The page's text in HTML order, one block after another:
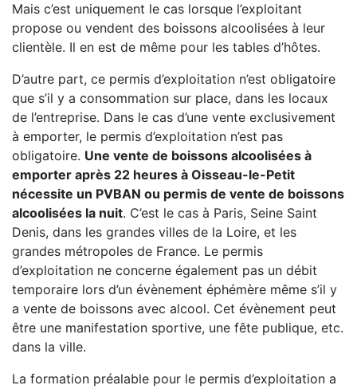
Mais c’est uniquement le cas lorsque l’exploitant
propose ou vendent des boissons alcoolisées à leur
clientèle. Il en est de même pour les tables d’hôtes.
D’autre part, ce permis d’exploitation n’est obligatoire
que s’il y a consommation sur place, dans les locaux
de l’entreprise. Dans le cas d’une vente exclusivement
à emporter, le permis d’exploitation n’est pas
obligatoire. Une vente de boissons alcoolisées à
emporter après 22 heures à Oisseau-le-Petit
nécessite un PVBAN ou permis de vente de boissons
alcoolisées la nuit. C’est le cas à Paris, Seine Saint
Denis, dans les grandes villes de la Loire, et les
grandes métropoles de France. Le permis
d’exploitation ne concerne également pas un débit
temporaire lors d’un évènement éphémère même s’il y
a vente de boissons avec alcool. Cet évènement peut
être une manifestation sportive, une fête publique, etc.
dans la ville.
La formation préalable pour le permis d’exploitation a